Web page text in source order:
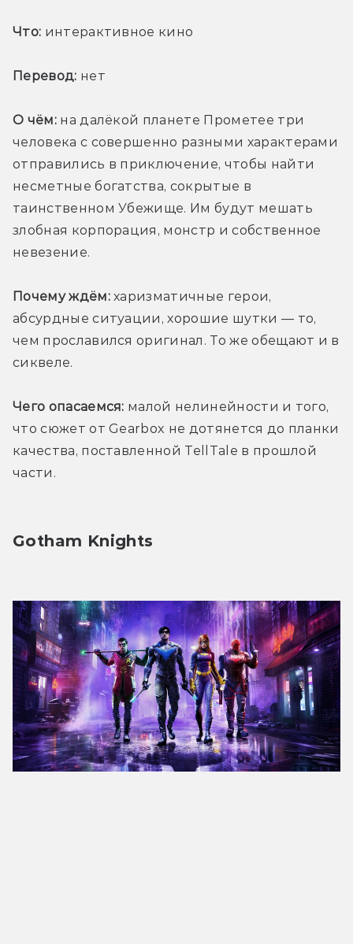
Что: интерактивное кино
Перевод: нет
О чём: на далёкой планете Прометее три
человека с совершенно разными характерами
отправились в приключение, чтобы найти
несметные богатства, сокрытые в
таинственном Убежище. Им будут мешать
злобная корпорация, монстр и собственное
невезение.
Почему ждём: харизматичные герои,
абсурдные ситуации, хорошие шутки — то,
чем прославился оригинал. То же обещают и в
сиквеле.
Чего опасаемся: малой нелинейности и того,
что сюжет от Gearbox не дотянется до планки
качества, поставленной TellTale в прошлой
части.
Gotham Knights